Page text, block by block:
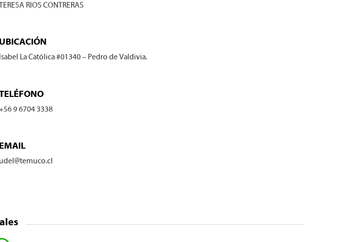
RIOS CONTRERAS
UBICACIÓN
Isabel La Católica #01340 – Pedro de Valdivia.
9 6704 3338
EMAIL
udel@temuco.cl